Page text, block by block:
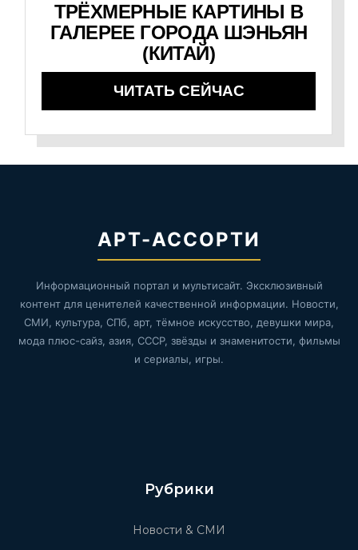
ТРЁХМЕРНЫЕ КАРТИНЫ В
ГАЛЕРЕЕ ГОРОДА ШЭНЬЯН
(КИТАЙ)
ЧИТАТЬ СЕЙЧАС
АРТ-АССОРТИ
Информационный портал и мультисайт. Эксклюзивный
контент для ценителей качественной информации. Новости,
СМИ, культура, СПб, арт, тёмное искусство, девушки мира,
мода плюс-сайз, азия, СССР, звёзды и знаменитости, фильмы
и сериалы, игры.
Рубрики
Новости & СМИ